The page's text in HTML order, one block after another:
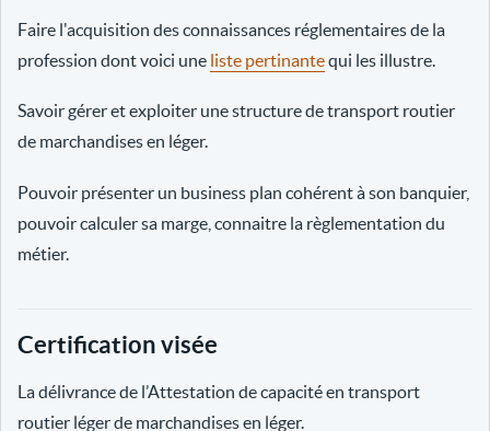
Faire l'acquisition des connaissances réglementaires de la
profession dont voici une liste pertinantequi les illustre.
Savoir gérer et exploiter une structure de transport routier
de marchandises en léger.
Pouvoir présenter un business plan cohérent à son banquier,
pouvoir calculer sa marge, connaitre la règlementation du
métier.
Certification visée
La délivrance de l’Attestation de capacité en transport
routier léger de marchandises en léger.